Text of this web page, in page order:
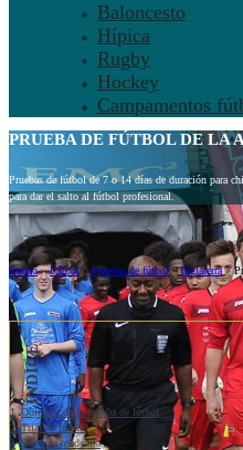
Baloncesto
Hípica
Rugby
Hockey
Campamentos
PRUEBA DE FÚTBOL DE LA
Pruebas de fútbol de 7 o 14 días de duración para
para dar el salto al fútbol profesional.
Ertheo»Fútbol»Pruebas de fútbol»Inglaterra»
ÍNDICE
1 Objetivo de la prueba de fútbol
2 Trial de fútbol
3 Sobre la academia